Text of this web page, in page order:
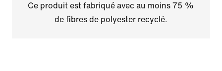
Ce produit est fabriqué avec au moins 75 %
de fibres de polyester recyclé.